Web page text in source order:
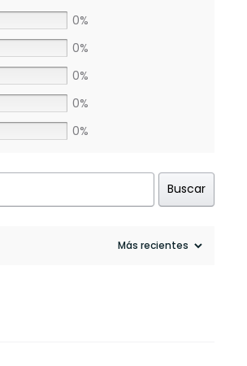
0%
0%
0%
0%
0%
Buscar